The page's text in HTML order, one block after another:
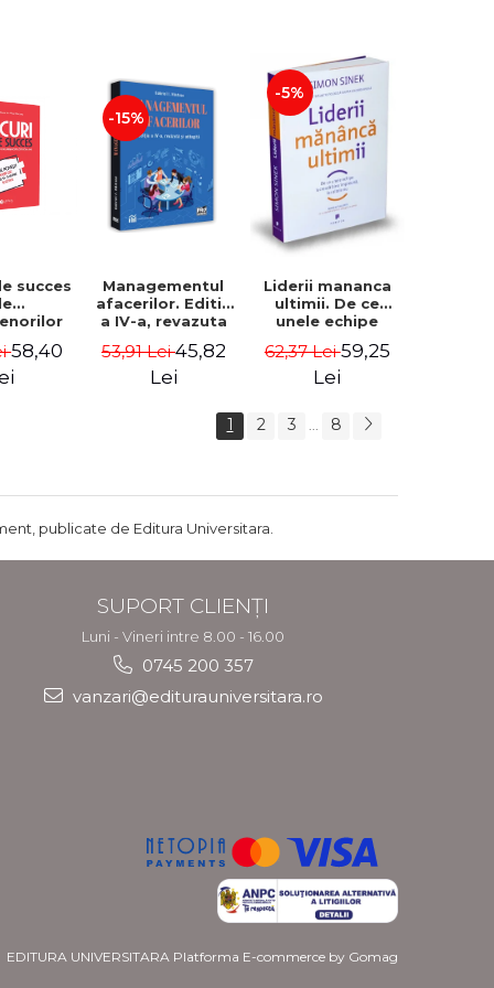
succes
sa-ti
58,40
-15%
Managementul
afacerilor. Editia
a IV-a, revazuta
Gabriel I. Nastase
53,91 Lei45,82
Lei
-5%
Liderii mananca
ultimii. De ce
unele echipe
impreuna, iar
altele nu. Editia a
62,37 Lei59,25
Lei
1 2 3 8
publicate de Editura Universitara.
SUPORT CLIENȚI
Luni - Vineri intre 8.00 - 16.00
0745 200 357
vanzari@editurauniversitara.ro
EDITURA UNIVERSITARA Platforma E-commerce by Gomag